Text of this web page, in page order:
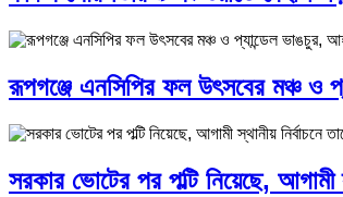
রূপগঞ্জে এনসিপির ফল উৎসবের মঞ্চ ও
সরকার ভোটের পর পল্টি নিয়েছে, আগামী